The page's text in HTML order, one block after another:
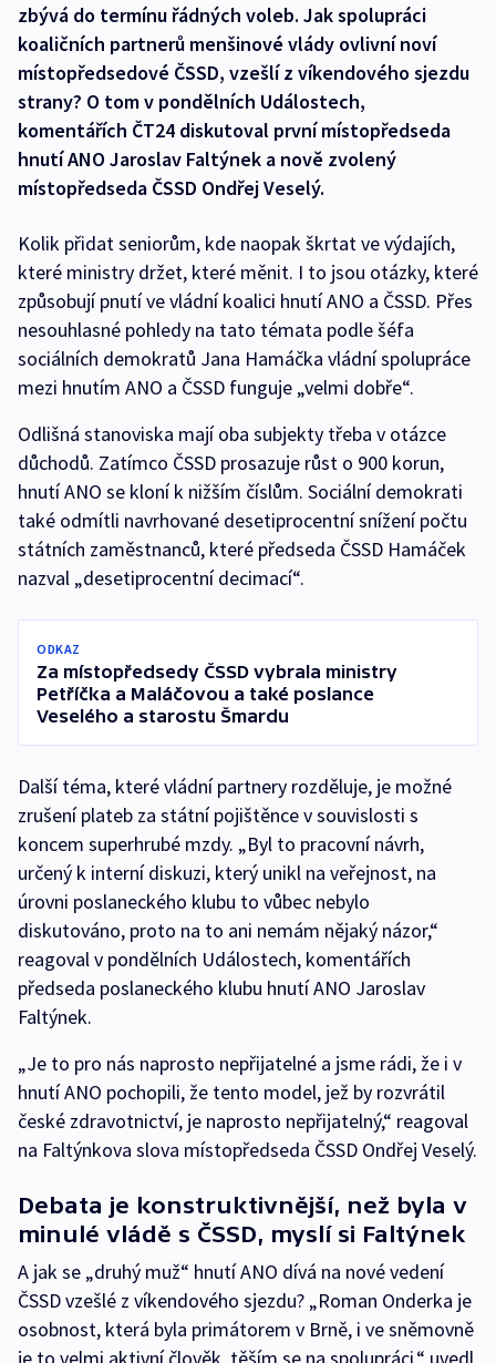
zbývá do termínu řádných voleb. Jak spolupráci
koaličních partnerů menšinové vlády ovlivní noví
místopředsedové ČSSD, vzešlí z víkendového sjezdu
strany? O tom v pondělních Událostech,
komentářích ČT24 diskutoval první místopředseda
hnutí ANO Jaroslav Faltýnek a nově zvolený
místopředseda ČSSD Ondřej Veselý.
Kolik přidat seniorům, kde naopak škrtat ve výdajích,
které ministry držet, které měnit. I to jsou otázky, které
způsobují pnutí ve vládní koalici hnutí ANO a ČSSD. Přes
nesouhlasné pohledy na tato témata podle šéfa
sociálních demokratů Jana Hamáčka vládní spolupráce
mezi hnutím ANO a ČSSD funguje „velmi dobře“.
Odlišná stanoviska mají oba subjekty třeba v otázce
důchodů. Zatímco ČSSD prosazuje růst o 900 korun,
hnutí ANO se kloní k nižším číslům. Sociální demokrati
také odmítli navrhované desetiprocentní snížení počtu
státních zaměstnanců, které předseda ČSSD Hamáček
nazval „desetiprocentní decimací“.
ODKAZ
Za místopředsedy ČSSD vybrala ministry
Petříčka a Maláčovou a také poslance
Veselého a starostu Šmardu
Další téma, které vládní partnery rozděluje, je možné
zrušení plateb za státní pojištěnce v souvislosti s
koncem superhrubé mzdy. „Byl to pracovní návrh,
určený k interní diskuzi, který unikl na veřejnost, na
úrovni poslaneckého klubu to vůbec nebylo
diskutováno, proto na to ani nemám nějaký názor,“
reagoval v pondělních Událostech, komentářích
předseda poslaneckého klubu hnutí ANO Jaroslav
Faltýnek.
„Je to pro nás naprosto nepřijatelné a jsme rádi, že i v
hnutí ANO pochopili, že tento model, jež by rozvrátil
české zdravotnictví, je naprosto nepřijatelný,“ reagoval
na Faltýnkova slova místopředseda ČSSD Ondřej Veselý.
Debata je konstruktivnější, než byla v
minulé vládě s ČSSD, myslí si Faltýnek
A jak se „druhý muž“ hnutí ANO dívá na nové vedení
ČSSD vzešlé z víkendového sjezdu? „Roman Onderka je
osobnost, která byla primátorem v Brně, i ve sněmovně